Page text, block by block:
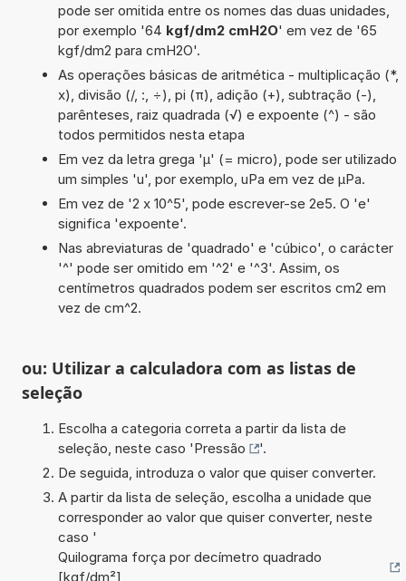
pode ser omitida entre os nomes das duas unidades,
por exemplo '64 kgf/dm2 cmH2O' em vez de '65
kgf/dm2 para cmH2O'.
As operações básicas de aritmética - multiplicação (*,
x), divisão (/, :, ÷), pi (π), adição (+), subtração (-),
parênteses, raiz quadrada (√) e expoente (^) - são
todos permitidos nesta etapa
Em vez da letra grega 'µ' (= micro), pode ser utilizado
um simples 'u', por exemplo, uPa em vez de µPa.
Em vez de '2 x 10^5', pode escrever-se 2e5. O 'e'
significa 'expoente'.
Nas abreviaturas de 'quadrado' e 'cúbico', o carácter
'^' pode ser omitido em '^2' e '^3'. Assim, os
centímetros quadrados podem ser escritos cm2 em
vez de cm^2.
ou: Utilizar a calculadora com as listas de
seleção
Escolha a categoria correta a partir da lista de
seleção, neste caso 'Pressão
'.
De seguida, introduza o valor que quiser converter.
A partir da lista de seleção, escolha a unidade que
corresponder ao valor que quiser converter, neste
caso '
Quilograma força por decímetro quadrado
[kgf/dm²]